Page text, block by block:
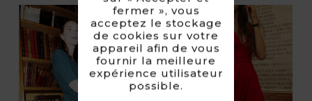
fermer », vous
acceptez le stockage
de cookies sur votre
appareil afin de vous
fournir la meilleure
expérience utilisateur
possible.